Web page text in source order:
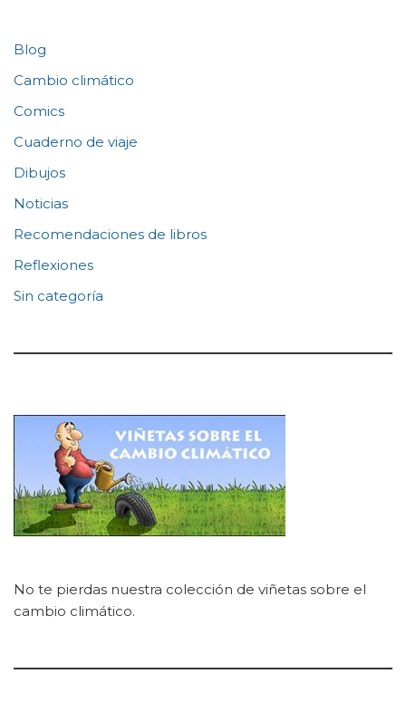
Blog
Cambio climático
Comics
Cuaderno de viaje
Dibujos
Noticias
Recomendaciones de libros
Reflexiones
Sin categoría
No te pierdas nuestra colección de viñetas sobre el
cambio climático.